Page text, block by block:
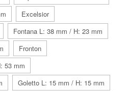
Excelsior
Fontana L: 38 mm / H: 23 mm
Fronton
53 mm
Goletto L: 15 mm / H: 15 mm